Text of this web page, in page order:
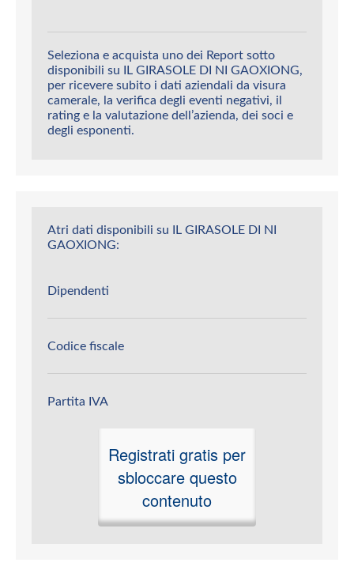
Seleziona e acquista uno dei Report sotto
disponibili su IL GIRASOLE DI NI GAOXIONG,
per ricevere subito i dati aziendali da visura
camerale, la verifica degli eventi negativi, il
rating e la valutazione dell’azienda, dei soci e
degli esponenti.
Atri dati disponibili su IL GIRASOLE DI NI
GAOXIONG:
Dipendenti
Codice fiscale
Partita IVA
Registrati gratis per
sbloccare questo
contenuto